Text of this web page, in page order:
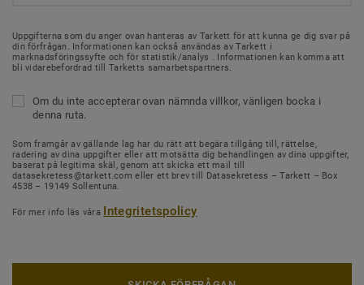
Uppgifterna som du anger ovan hanteras av Tarkett för att kunna ge dig svar på
din förfrågan. Informationen kan också användas av Tarkett i
marknadsföringssyfte och för statistik/analys . Informationen kan komma att
bli vidarebefordrad till Tarketts samarbetspartners.
Om du inte accepterar ovan nämnda villkor, vänligen bocka i
denna ruta.
Som framgår av gällande lag har du rätt att begära tillgång till, rättelse,
radering av dina uppgifter eller att motsätta dig behandlingen av dina uppgifter,
baserat på legitima skäl, genom att skicka ett mail till
datasekretess@tarkett.com eller ett brev till Datasekretess – Tarkett – Box
4538 – 19149 Sollentuna.
För mer info läs våra Integritetspolicy